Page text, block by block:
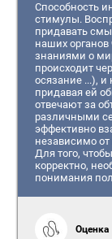
Способность
стимулы.
придавать
наших органов
знаниями о
происходит
осязание ...),
придавая ей
отвечают за
различными
эффективно
независимо от
Для того,
корректно,
понимания
Оценка